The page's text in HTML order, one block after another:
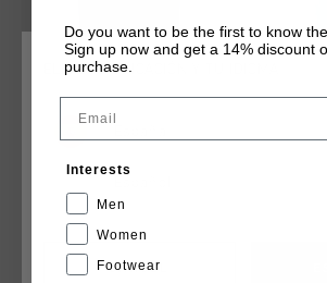
rebajas
ELIGE TU UBICACIÓN Y TU IDIOMA
CANCEL
Do you want to be the first to know
Sign up now and get a 14% discount
purchase.
Email
Interests
Men
Women
Footwear